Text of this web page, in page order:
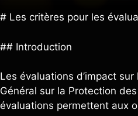
# Les critères pour les
## Introduction
Les évaluations d’impact
Général sur la Protection
évaluations permettent aux